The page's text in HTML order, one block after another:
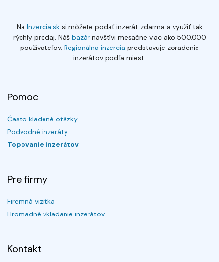
Na Inzercia.sksi môžete podať inzerát zdarma a využiť tak
rýchly predaj. Náš bazárnavštívi mesačne viac ako 500.000
používateľov. Regionálna inzercia predstavuje zoradenie
inzerátov podľa miest.
Pomoc
Často kladené otázky
Podvodné inzeráty
Topovanie inzerátov
Pre firmy
Firemná vizitka
Hromadné vkladanie inzerátov
Kontakt